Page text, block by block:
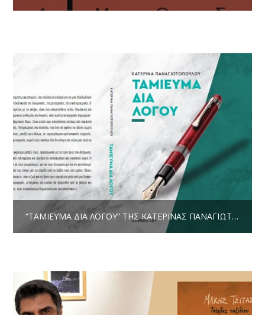
“ΤΑΜΊΕΥΜΑ ΔΙΑ ΛΌΓΟΥ” ΤΗΣ ΚΑΤΕΡΊΝΑΣ ΠΑΝΑΓΙΩΤΟΠΟΎΛΟΥ * ΚΡΙΤΙΚΉ